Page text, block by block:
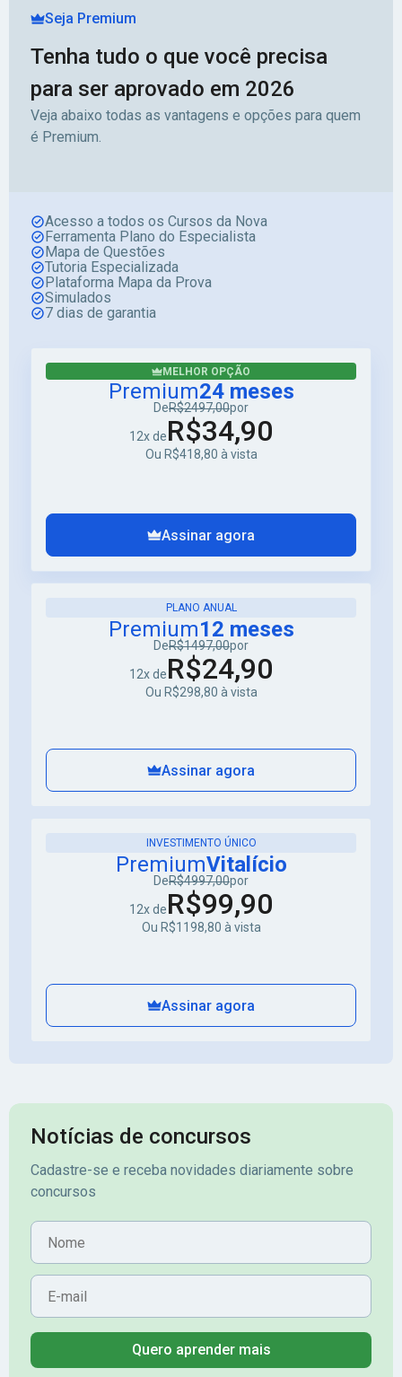
Seja Premium
Tenha tudo o que você precisa
para ser aprovado em 2026
Veja abaixo todas as vantagens e opções para quem
é Premium.
Acesso a todos os Cursos da Nova
Ferramenta Plano do Especialista
Mapa de Questões
Tutoria Especializada
Plataforma Mapa da Prova
Simulados
7 dias de garantia
MELHOR OPÇÃO
Premium24 meses
DeR$2497,00por
12x deR$34,90
Ou R$418,80 à vista
Assinar agora
PLANO ANUAL
Premium12 meses
DeR$1497,00por
12x deR$24,90
Ou R$298,80 à vista
Assinar agora
INVESTIMENTO ÚNICO
PremiumVitalício
DeR$4997,00por
12x deR$99,90
Ou R$1198,80 à vista
Assinar agora
Notícias de concursos
Cadastre-se e receba novidades diariamente sobre
concursos
Nome
E-mail
Quero aprender mais